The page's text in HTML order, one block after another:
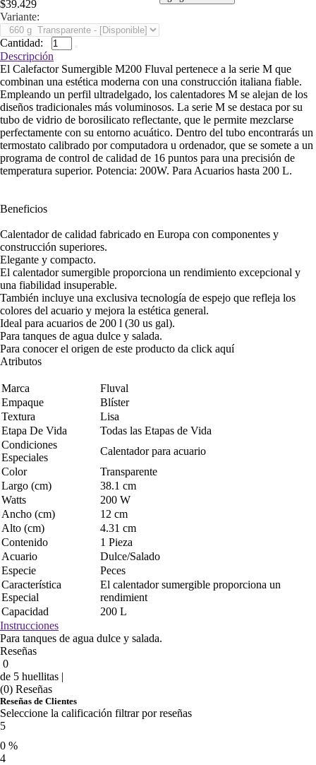
$39.429
Variante:
Cantidad:
Descripción
El Calefactor Sumergible M200 Fluval pertenece a la serie M que
combinan una estética moderna con una construcción italiana fiable.
Empleando un perfil ultradelgado, los calentadores M se alejan de los
diseños tradicionales más voluminosos. La serie M se destaca por su
tubo de vidrio de borosilicato reflectante, que le permite mezclarse
perfectamente con su entorno acuático. Dentro del tubo encontrarás un
termostato calibrado por computadora u ordenador, que se somete a un
programa de control de calidad de 16 puntos para una precisión de
temperatura superior. Potencia: 200W. Para Acuarios hasta 200 L.
Beneficios
Calentador de calidad fabricado en Europa con componentes y
construcción superiores.
Elegante y compacto.
El calentador sumergible proporciona un rendimiento excepcional y
una fiabilidad insuperable.
También incluye una exclusiva tecnología de espejo que refleja los
colores del acuario y mejora la estética general.
Ideal para acuarios de 200 l (30 us gal).
Para tanques de agua dulce y salada.
Para conocer el origen de este producto da click aquí
Atributos
Marca
Fluval
Empaque
Blíster
Textura
Lisa
Etapa De Vida
Todas las Etapas de Vida
Condiciones
Especiales
Calentador para acuario
Color
Transparente
Largo (cm)
38.1 cm
Watts
200 W
Ancho (cm)
12 cm
Alto (cm)
4.31 cm
Contenido
1 Pieza
Acuario
Dulce/Salado
Especie
Peces
Característica
Especial
El calentador sumergible proporciona un
rendimient
Capacidad
200 L
Instrucciones
Para tanques de agua dulce y salada.
Reseñas
0
de 5 huellitas |
(0) Reseñas
Reseñas de Clientes
Seleccione la calificación filtrar por reseñas
5
0 %
4